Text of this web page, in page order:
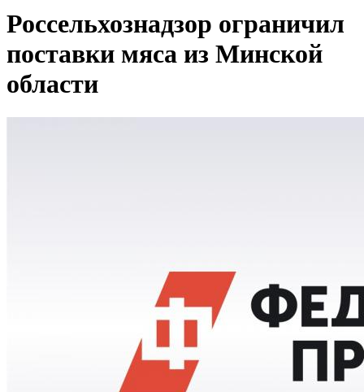
Россельхознадзор ограничил
поставки мяса из Минской
области